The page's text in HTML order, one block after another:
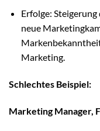
Erfolge:
neue
Marketing.
Schlechtes Beispiel:
Marketing Manager,